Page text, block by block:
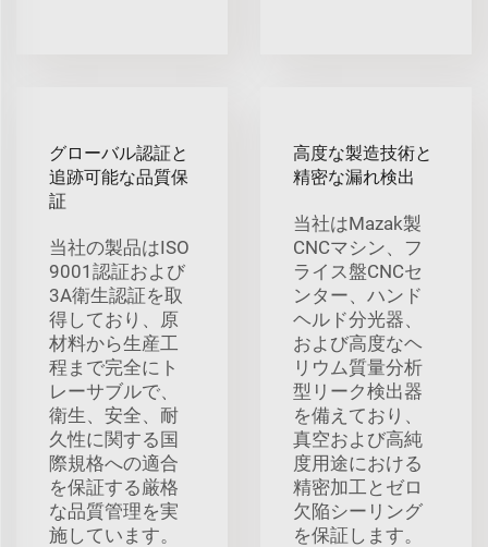
グローバル認証と
追跡可能な品質保
証
当社の製品はISO
9001認証および
3A衛生認証を取
得しており、原
材料から生産工
程まで完全にト
レーサブルで、
衛生、安全、耐
久性に関する国
際規格への適合
を保証する厳格
な品質管理を実
施しています。
高度な製造技術と
精密な漏れ検出
当社はMazak製
CNCマシン、フ
ライス盤CNCセ
ンター、ハンド
ヘルド分光器、
および高度なヘ
リウム質量分析
型リーク検出器
を備えており、
真空および高純
度用途における
精密加工とゼロ
欠陥シーリング
を保証します。